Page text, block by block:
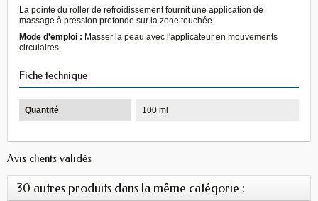
La pointe du roller de refroidissement fournit une application de
massage à pression profonde sur la zone touchée.
Mode d'emploi : Masser la peau avec l'applicateur en mouvements
circulaires.
Fiche technique
Quantité 100 ml
Avis clients validés
30 autres produits dans la même catégorie :